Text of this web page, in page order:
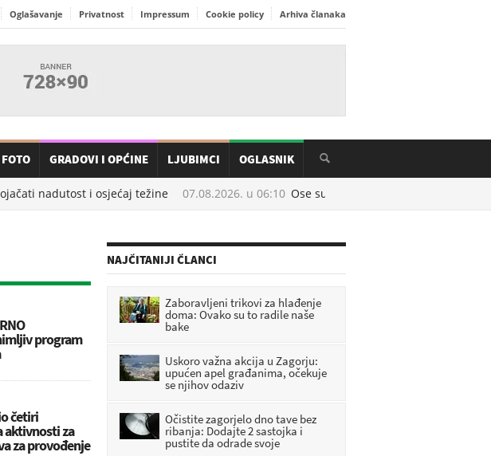
Oglašavanje Privatnost Impressum Cookie policy Arhiva članaka
FOTO GRADOVI I OPĆINE LJUBIMCI OGLASNIK
nadutost i osjećaj težine 07.08.2026. u06:10 Ose su najaktivnije u kolovozu:
program
četiri
aktivnosti za
za provođenje
NAJČITANIJI ČLANCI
Zaboravljeni trikovi za hlađenje
doma: Ovako su to radile naše
bake
Uskoro važna akcija u Zagorju:
upućen apel građanima, očekuje
se njihov odaziv
Očistite zagorjelo dno tave bez
ribanja: Dodajte 2 sastojka i
pustite da odrade svoje